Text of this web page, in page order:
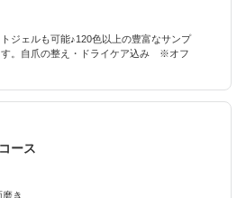
ジェルも可能♪120色以上の豊富なサンプ
す。自爪の整え・ドライケア込み ※オフ
ース
き